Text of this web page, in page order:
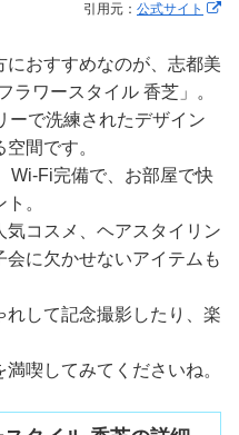
引用元： 公式サイト
おすすめなのが、志都美
ラワースタイル 香芝」。
ーで洗練されたデザイン
間です。
Wi-Fi完備で、お部屋で快
。
気コスメ、ヘアスタイリン
に欠かせないアイテムも
して記念撮影したり、楽
喫してみてくださいね。